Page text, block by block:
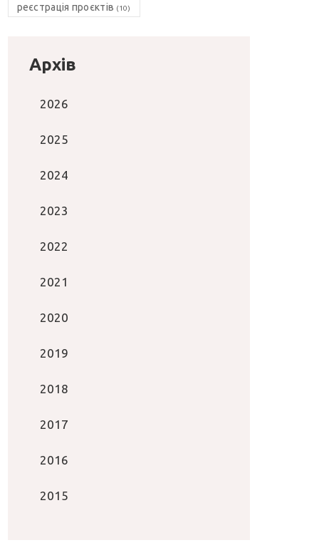
реєстрація проєктів (10)
Архів
2026
2025
2024
2023
2022
2021
2020
2019
2018
2017
2016
2015